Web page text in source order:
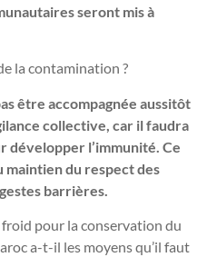
seront mis à
la contamination ?
être accompagnée aussitôt
collective, car il faudra
développer l’immunité. Ce
maintien du respect des
barrières.
froid pour la conservation du
a-t-il les moyens qu’il faut